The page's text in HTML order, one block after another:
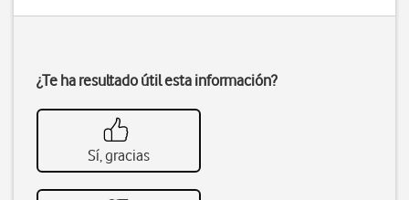
¿Te ha resultado útil esta información?
Sí, gracias